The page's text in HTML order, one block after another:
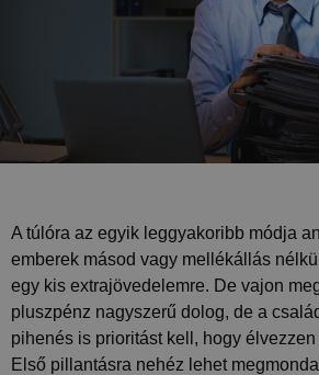
A túlóra az egyik leggyakoribb módja
emberek másod vagy mellékállás
egy kis extrajövedelemre. De vajon
pluszpénz nagyszerű dolog, de a
pihenés is prioritást kell, hogy
Első pillantásra nehéz lehet